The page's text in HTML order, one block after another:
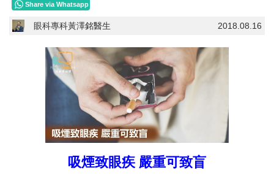
Share via Whatsapp
2018.08.16
眼科專科黃澤銘醫生
吸煙致眼疾 嚴重可致盲